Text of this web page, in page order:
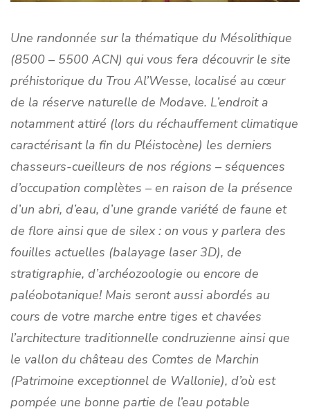
Une randonnée sur la thématique du Mésolithique
(8500 – 5500 ACN) qui vous fera découvrir le site
préhistorique du Trou Al’Wesse, localisé au cœur
de la réserve naturelle de Modave. L’endroit a
notamment attiré (lors du réchauffement climatique
caractérisant la fin du Pléistocène) les derniers
chasseurs-cueilleurs de nos régions – séquences
d’occupation complètes – en raison de la présence
d’un abri, d’eau, d’une grande variété de faune et
de flore ainsi que de silex : on vous y parlera des
fouilles actuelles (balayage laser 3D), de
stratigraphie, d’archéozoologie ou encore de
paléobotanique! Mais seront aussi abordés au
cours de votre marche entre tiges et chavées
l’architecture traditionnelle condruzienne ainsi que
le vallon du château des Comtes de Marchin
(Patrimoine exceptionnel de Wallonie), d’où est
pompée une bonne partie de l’eau potable